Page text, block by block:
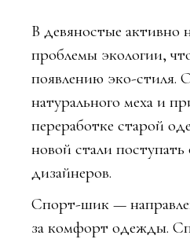
В девяностые активно
проблемы экологии,
появлению эко-стиля.
натурального меха и
переработке старой
новой стали
дизайнеров.
Спорт-шик —
за комфорт одежды.